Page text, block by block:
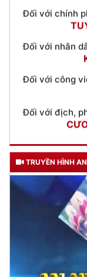
Đối với nhân
Đối với công
Đối với địch,
TRUYỀN HÌNH